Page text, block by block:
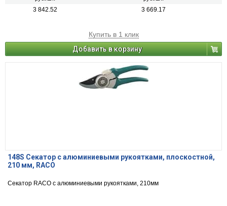
3 842.52 3 669.17
Купить в 1 клик
Добавить в корзину
148S Секатор с алюминиевыми рукоятками, плоскостной,
210 мм, RACO
Секатор RACO с алюминиевыми рукоятками, 210мм